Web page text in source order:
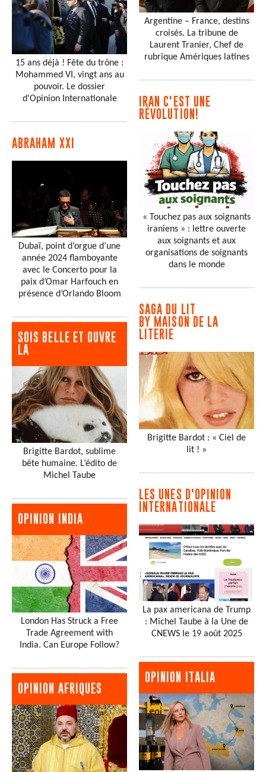
15 ans déjà ! Fête du trône :
Mohammed VI, vingt ans au
pouvoir. Le dossier
d'Opinion Internationale
ABRAHAM XXI
Dubaï, point d’orgue d’une
année 2024 flamboyante
avec le Concerto pour la
paix d’Omar Harfouch en
présence d’Orlando Bloom
SOIS BELLE ET OUVRE
LA
Brigitte Bardot, sublime
bête humaine. L’édito de
Michel Taube
OPINION INDIA
London Has Struck a Free
Trade Agreement with
India. Can Europe Follow?
OPINION AFRIQUES
Argentine – France, destins
croisés. La tribune de
Laurent Tranier, Chef de
rubrique Amériques latines
IRAN C'EST UNE
RÉVOLUTION!
« Touchez pas aux soignants
iraniens » : lettre ouverte
aux soignants et aux
organisations de soignants
dans le monde
SAGA DU LIT
BY MAISON DE LA
LITERIE
Brigitte Bardot : « Ciel de
lit ! »
LES UNES D'OPINION
INTERNATIONALE
La pax americana de Trump
: Michel Taube à la Une de
CNEWS le 19 août 2025
OPINION ITALIA